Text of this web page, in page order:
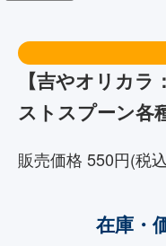
【吉やオリカ
ストスプーン各
販売価格 550円(税
在庫・